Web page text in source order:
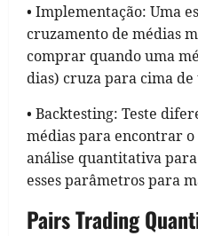
• Implementação: Uma
cruzamento de médias
comprar quando uma
dias) cruza para cima de
• Backtesting: Teste
médias para encontrar
análise quantitativa
esses parâmetros para
Pairs Trading